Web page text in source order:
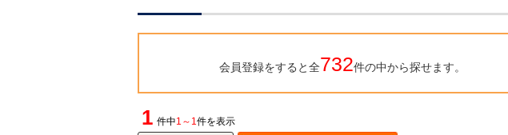
会員登録をすると全732件の中から探せます。
1 件中1～1件を表示